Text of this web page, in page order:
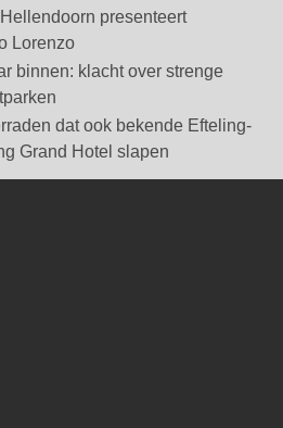
presenteert
Lorenzo
binnen: klacht over strenge
dat ook bekende Efteling-
Grand Hotel slapen